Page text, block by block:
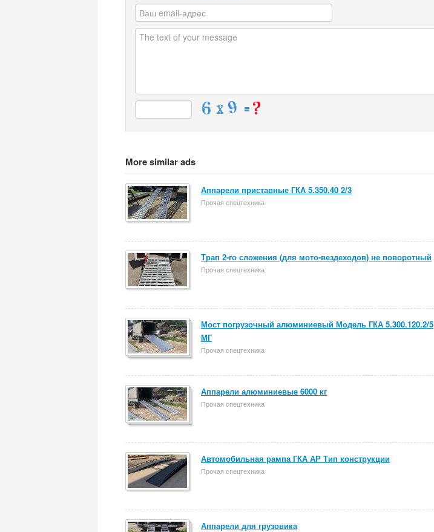
More similar ads
Аппарели приставные ГКА 5.350.40 2/3
Прочая спецтехника
Трап 2-го сложения (для мото-вездеходов) не поворотный
Прочая спецтехника
Мост погрузочный алюминиевый Модель ГКА 5.300.120.2/5
МГ
Прочая спецтехника
Аппарели алюминиевые 6000 кг
Прочая спецтехника
Автомобильная рампа ГКА АР Тип конструкции
Прочая спецтехника
Аппарели для грузовика